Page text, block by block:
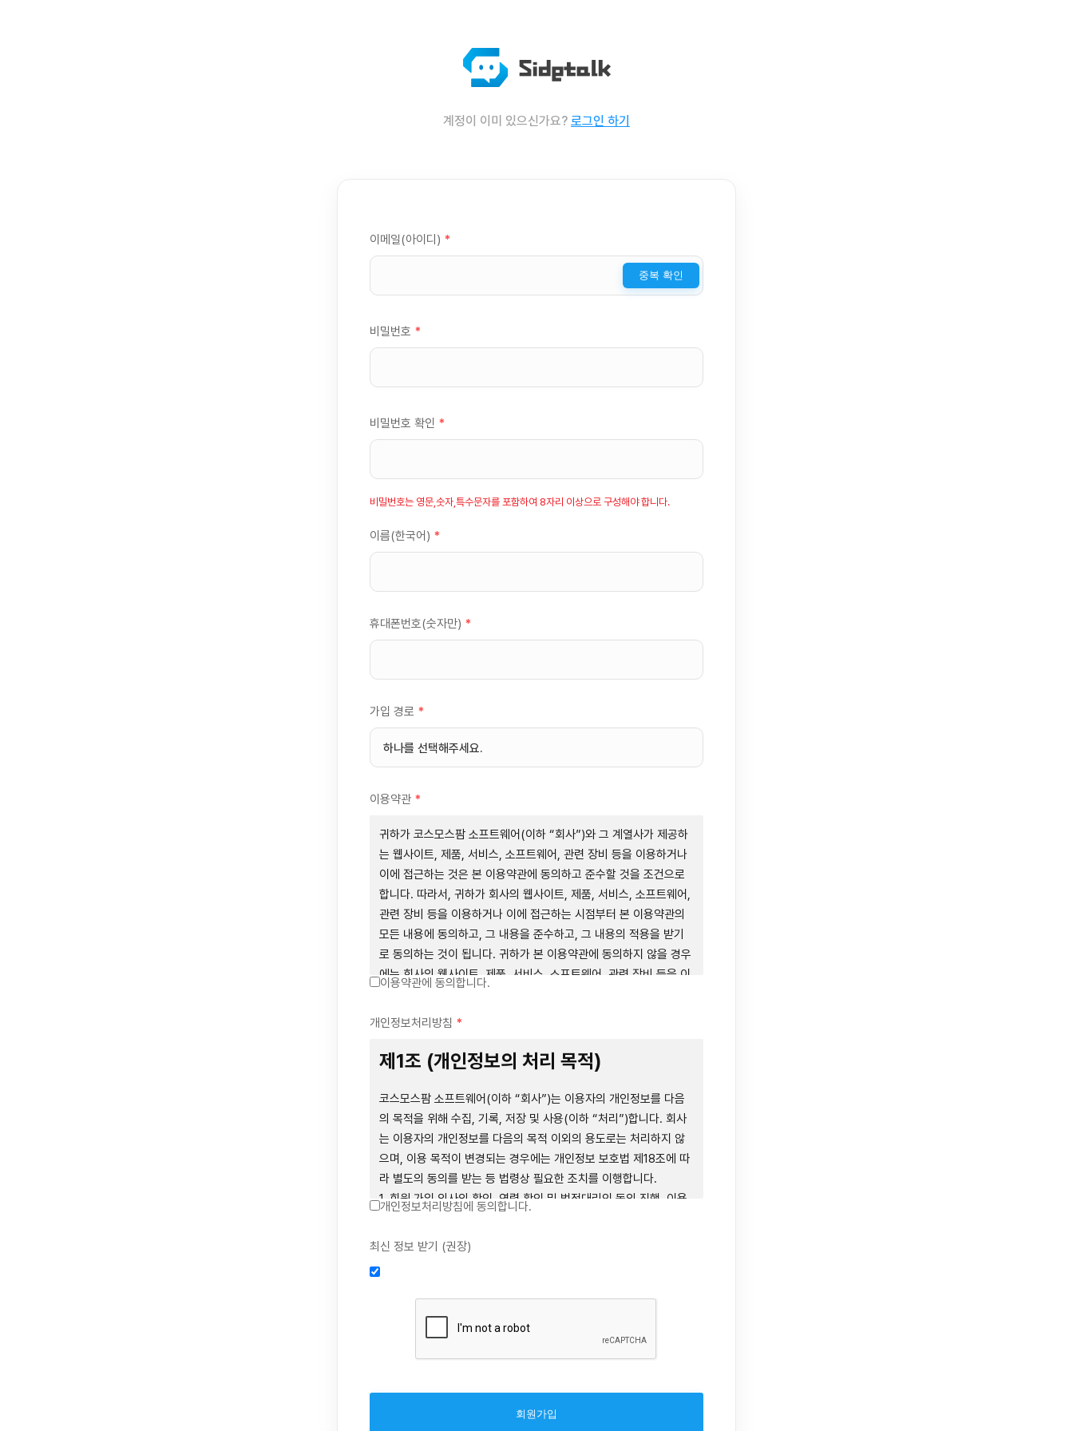
계정이 이미 있으신가요? 로그인 하기
이메일(아이디) *
중복 확인
비밀번호 *
비밀번호 확인 *
비밀번호는 영문,숫자,특수문자를 포함하여 8자리 이상으로 구성해야 합니다.
이름(한국어) *
휴대폰번호(숫자만) *
가입 경로 *
이용약관 *
귀하가 코스모스팜 소프트웨어(이하 “회사”)와 그 계열사가 제공하
는 웹사이트, 제품, 서비스, 소프트웨어, 관련 장비 등을 이용하거나
이에 접근하는 것은 본 이용약관에 동의하고 준수할 것을 조건으로
합니다. 따라서, 귀하가 회사의 웹사이트, 제품, 서비스, 소프트웨어,
관련 장비 등을 이용하거나 이에 접근하는 시점부터 본 이용약관의
모든 내용에 동의하고, 그 내용을 준수하고, 그 내용의 적용을 받기
로 동의하는 것이 됩니다. 귀하가 본 이용약관에 동의하지 않을 경우
에는 회사의 웹사이트, 제품, 서비스, 소프트웨어, 관련 장비 등을 이
서비스 사용 전에 본 이용약관의 내용을 주의 깊게 읽으시기 바랍니
제1장 총칙
제1조 (목적)
본 약관은 코스모스팜 소프트웨어(이하 “회사”)가 데스크톱용, 랩탑
을 통하여 제공하는 "사이드톡" 서비스와 관련하여 회사와 이용자
간의 권리와 의무, 책임사항 및 이용자의 서비스 이용절차 등 회사와
제2조 (용어의 정의)
① 본 약관에서 사용하는 용어의 정의는 다음과 같습니다.
1. 서비스: 회사가 본 약관에 따라 데스크톱용, 랩탑용, 모바일용 어
이용약관에 동의합니다.
개인정보처리방침 *
제1조 (개인정보의 처리 목적)
코스모스팜 소프트웨어(이하 “회사”)는 이용자의 개인정보를 다음
의 목적을 위해 수집, 기록, 저장 및 사용(이하 “처리”)합니다. 회사
는 이용자의 개인정보를 다음의 목적 이외의 용도로는 처리하지 않
으며, 이용 목적이 변경되는 경우에는 개인정보 보호법 제18조에 따
라 별도의 동의를 받는 등 법령상 필요한 조치를 이행합니다.
1. 회원 가입 의사의 확인, 연령 확인 및 법정대리인 동의 진행, 이용
2. 약관 위반 행위 등을 포함하여 서비스의 원활한 운영에 지장을 주
항 전달, 분쟁조정을 위한 기록 보존, 민원처리 등 이용자 보호 및 서
비스 운영
3. 서비스 이용기록과 접속 빈도 분석, 서비스 이용에 대한 통계, 서
비스 분석 및 통계에 따른 맞춤 서비스 제공 및 광고 게재 등
4. 콘텐츠 등 기존 서비스 제공(광고 포함)에 더하여, 인구통계학적
제공 등 신규 서비스 요소의 발굴 및 기존 서비스 개선
개인정보처리방침에 동의합니다.
최신 정보 받기 (권장)